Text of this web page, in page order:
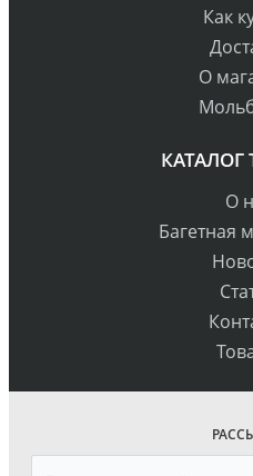
Как
О
КАТАЛОГ
О
Багетная